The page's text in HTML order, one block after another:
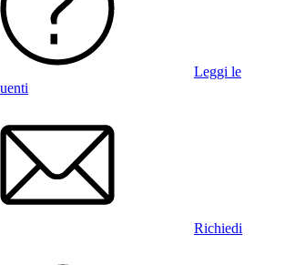
Leggi le
Richiedi